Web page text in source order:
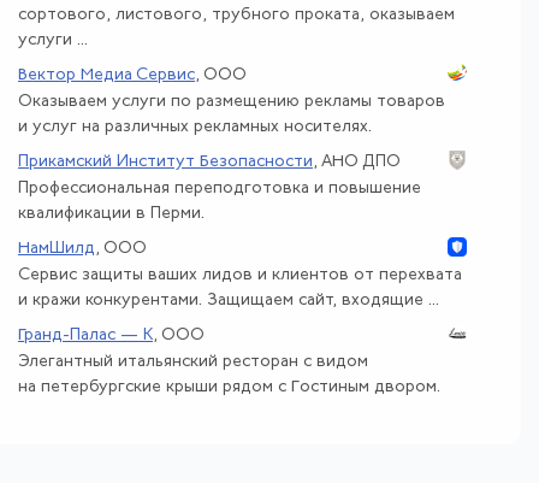
сортового, листового, трубного проката, оказываем
услуги ...
Вектор Медиа Сервис, ООО
Оказываем услуги по размещению рекламы товаров
и услуг на различных рекламных носителях.
Прикамский Институт Безопасности , АНО ДПО
Профессиональная переподготовка и повышение
квалификации в Перми.
НамШилд , ООО
Сервис защиты ваших лидов и клиентов от перехвата
и кражи конкурентами. Защищаем сайт, входящие ...
Гранд-Палас — К, ООО
Элегантный итальянский ресторан с видом
на петербургские крыши рядом с Гостиным двором.